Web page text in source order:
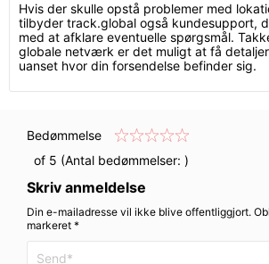
Hvis der skulle opstå problemer med
tilbyder track.global også kundesupport,
med at afklare eventuelle spørgsmål.
globale netværk er det muligt at få
uanset hvor din forsendelse befinder sig.
Bedømmelse
of 5 (Antal bedømmelser: )
Skriv anmeldelse
Din e-mailadresse vil ikke blive offentliggjort.
markeret *